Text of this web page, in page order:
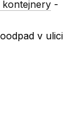
kontejnery -
v ulici